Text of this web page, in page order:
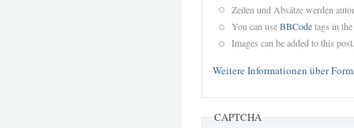
Zeilen und Absätze werden
You can useBBCodetags in
Images can be added to this post.
Weitere Informationen über
CAPTCHA